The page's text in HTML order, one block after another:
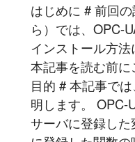
はじめに # 前回
ら）では、OPC-
インストール方法
本記事を読む前
目的 # 本記事で
明します。 OPC-
サーバに登録し